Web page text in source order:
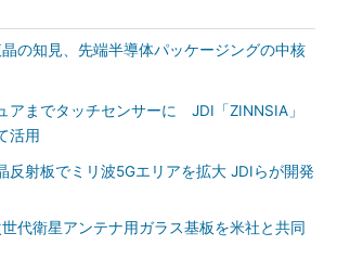
の知見、先端半導体パッケージングの中核
アまでタッチセンサーに JDI「ZINNSIA」
活用
反射板でミリ波5Gエリアを拡大 JDIらが開発
代衛星アンテナ用ガラス基板を米社と共同